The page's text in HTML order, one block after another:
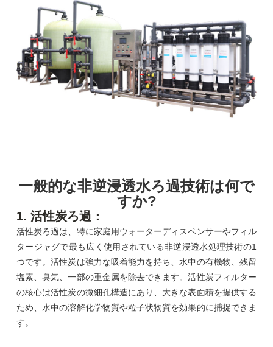
一般的な非逆浸透水ろ過技術は何で
すか?
1. 活性炭ろ過：
活性炭ろ過は、特に家庭用ウォーターディスペンサーやフィル
タージャグで最も広く使用されている非逆浸透水処理技術の1
つです。活性炭は強力な吸着能力を持ち、水中の有機物、残留
塩素、臭気、一部の重金属を除去できます。活性炭フィルター
の核心は活性炭の微細孔構造にあり、大きな表面積を提供する
ため、水中の溶解化学物質や粒子状物質を効果的に捕捉できま
す。